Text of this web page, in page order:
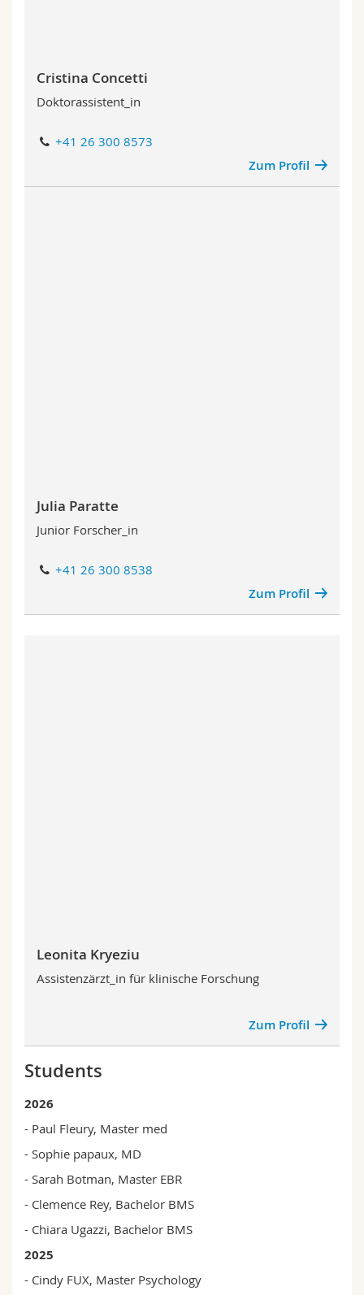
Cristina Concetti
Doktorassistent_in
+41 26 300 8573
Zum Profil
Julia Paratte
Junior Forscher_in
+41 26 300 8538
Zum Profil
Leonita Kryeziu
Assistenzärzt_in für klinische Forschung
Zum Profil
Students
2026
- Paul Fleury, Master med
- Sophie papaux, MD
- Sarah Botman, Master EBR
- Clemence Rey, Bachelor BMS
- Chiara Ugazzi, Bachelor BMS
2025
- Cindy FUX, Master Psychology